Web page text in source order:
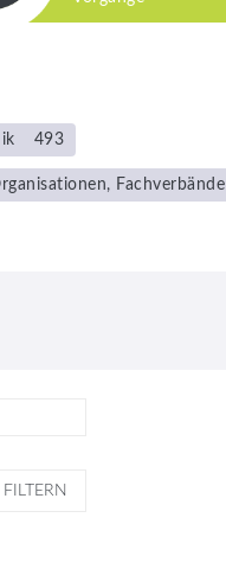
493
Fachverbände
FILTERN